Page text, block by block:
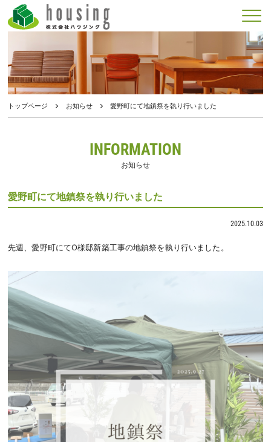
メニュー
トップページ お知らせ 愛野町にて地鎮祭を執り行いました
INFORMATION
お知らせ
愛野町にて地鎮祭を執り行いました
2025.10.03
先週、愛野町にてO様邸新築工事の地鎮祭を執り行いました。